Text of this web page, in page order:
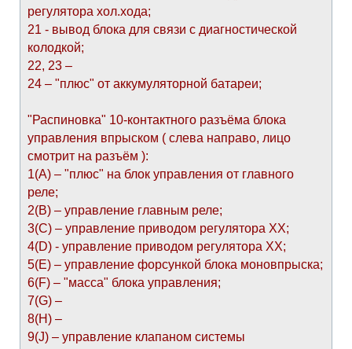
регулятора хол.хода;
21 - вывод блока для связи с диагностической
колодкой;
22, 23 –
24 – "плюс" от аккумуляторной батареи;
"Распиновка" 10-контактного разъёма блока
управления впрыском ( слева направо, лицо
смотрит на разъём ):
1(А) – "плюс" на блок управления от главного
реле;
2(В) – управление главным реле;
3(С) – управление приводом регулятора ХХ;
4(D) - управление приводом регулятора ХХ;
5(E) – управление форсункой блока моновпрыска;
6(F) – "масса" блока управления;
7(G) –
8(H) –
9(J) – управление клапаном системы